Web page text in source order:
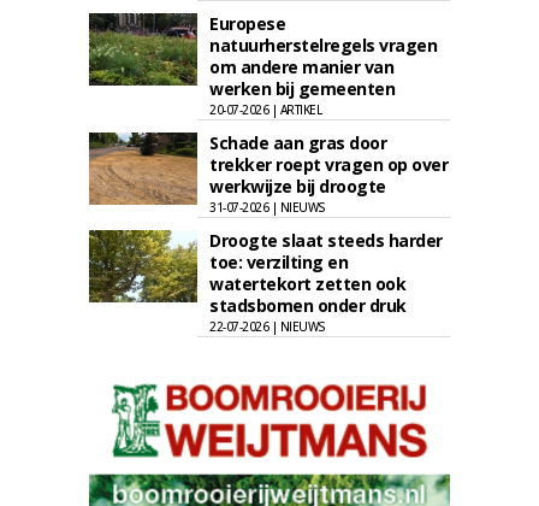
Europese
natuurherstelregels vragen
om andere manier van
werken bij gemeenten
20-07-2026 | ARTIKEL
Schade aan gras door
trekker roept vragen op over
werkwijze bij droogte
31-07-2026 | NIEUWS
Droogte slaat steeds harder
toe: verzilting en
watertekort zetten ook
stadsbomen onder druk
22-07-2026 | NIEUWS